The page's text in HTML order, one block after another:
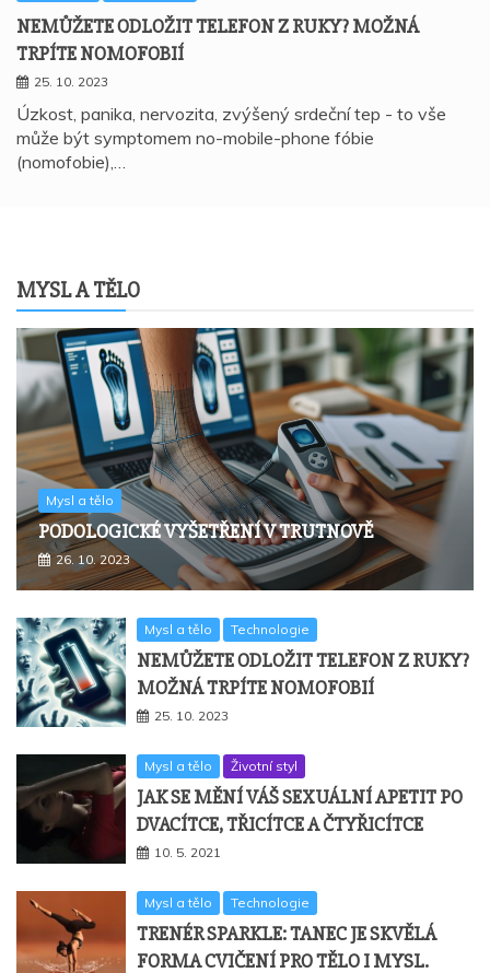
NEMŮŽETE ODLOŽIT TELEFON Z RUKY? MOŽNÁ
TRPÍTE NOMOFOBIÍ
25. 10. 2023
Úzkost, panika, nervozita, zvýšený srdeční tep - to vše
může být symptomem no-mobile-phone fóbie
(nomofobie),…
MYSL A TĚLO
Mysl a tělo
PODOLOGICKÉ VYŠETŘENÍ V TRUTNOVĚ
26. 10. 2023
Mysl a tělo Technologie
NEMŮŽETE ODLOŽIT TELEFON Z RUKY?
MOŽNÁ TRPÍTE NOMOFOBIÍ
25. 10. 2023
Mysl a tělo Životní styl
JAK SE MĚNÍ VÁŠ SEXUÁLNÍ APETIT PO
DVACÍTCE, TŘICÍTCE A ČTYŘICÍTCE
10. 5. 2021
Mysl a tělo Technologie
TRENÉR SPARKLE: TANEC JE SKVĚLÁ
FORMA CVIČENÍ PRO TĚLO I MYSL.